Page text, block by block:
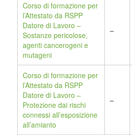
Corso di formazione per
l’Attestato da RSPP
Datore di Lavoro –
Sostanze pericolose,
agenti cancerogeni e
mutageni
–
Corso di formazione per
l’Attestato da RSPP
Datore di Lavoro –
Protezione dai rischi
connessi all’esposizione
all’amianto
–